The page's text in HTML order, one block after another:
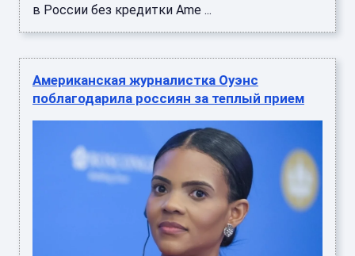
в России без кредитки Ame ...
Американская журналистка Оуэнс
поблагодарила россиян за теплый прием